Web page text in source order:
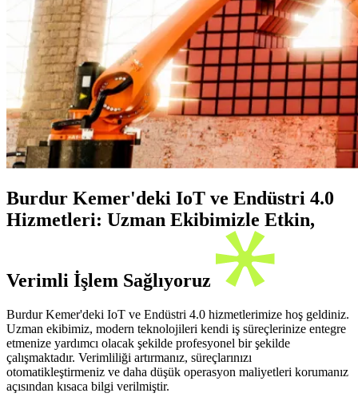
Burdur Kemer'deki IoT ve Endüstri 4.0
Hizmetleri: Uzman Ekibimizle Etkin,
Verimli İşlem Sağlıyoruz
Burdur Kemer'deki IoT ve Endüstri 4.0 hizmetlerimize hoş geldiniz.
Uzman ekibimiz, modern teknolojileri kendi iş süreçlerinize entegre
etmenize yardımcı olacak şekilde profesyonel bir şekilde
çalışmaktadır. Verimliliği artırmanız, süreçlarınızı
otomatikleştirmeniz ve daha düşük operasyon maliyetleri korumanız
açısından kısaca bilgi verilmiştir.